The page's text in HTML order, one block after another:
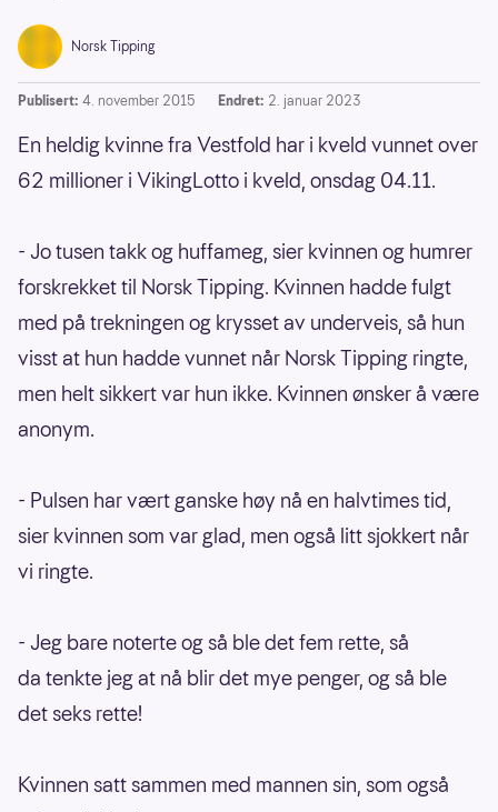
Norsk Tipping
Publisert: 4. november 2015 Endret: 2. januar 2023
En heldig kvinne fra Vestfold har i kveld vunnet over
62 millioner i VikingLotto i kveld, onsdag 04.11.
- Jo tusen takk og huffameg, sier kvinnen og humrer
forskrekket til Norsk Tipping. Kvinnen hadde fulgt
med på trekningen og krysset av underveis, så hun
visst at hun hadde vunnet når Norsk Tipping ringte,
men helt sikkert var hun ikke. Kvinnen ønsker å være
anonym.
- Pulsen har vært ganske høy nå en halvtimes tid,
sier kvinnen som var glad, men også litt sjokkert når
vi ringte.
- Jeg bare noterte og så ble det fem rette, så
da tenkte jeg at nå blir det mye penger, og så ble
det seks rette!
Kvinnen satt sammen med mannen sin, som også